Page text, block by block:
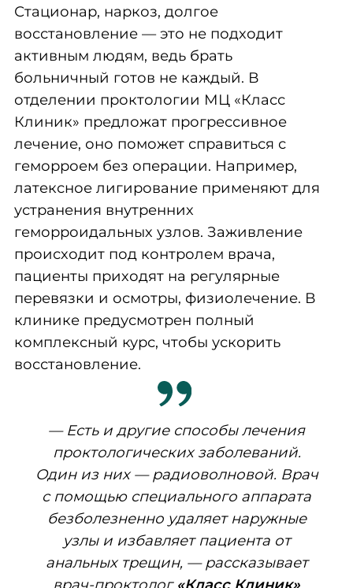
Медицинский центр «Класс Клиник»,
ул. 70 лет Октября, 13/3;
тел.:8 (3812) 90-59-90.
Перейти на сайт
Другие идеи